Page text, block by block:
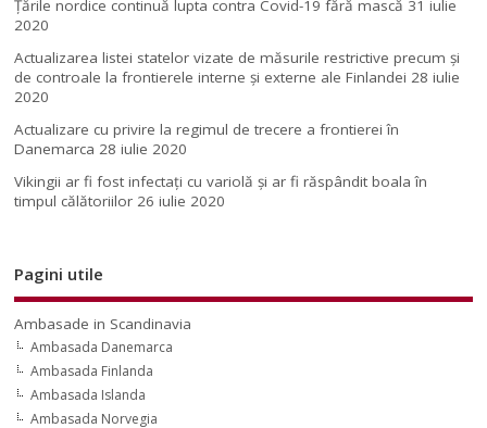
Țările nordice continuă lupta contra Covid-19 fără mască 31 iulie
2020
Actualizarea listei statelor vizate de măsurile restrictive precum și
de controale la frontierele interne și externe ale Finlandei 28 iulie
2020
Actualizare cu privire la regimul de trecere a frontierei în
Danemarca 28 iulie 2020
Vikingii ar fi fost infectaţi cu variolă şi ar fi răspândit boala în
timpul călătoriilor 26 iulie 2020
Pagini utile
Ambasade in Scandinavia
Ambasada Danemarca
Ambasada Finlanda
Ambasada Islanda
Ambasada Norvegia